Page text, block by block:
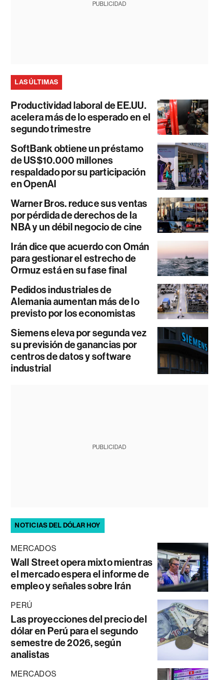
PUBLICIDAD
LAS ÚLTIMAS
Productividad laboral de EE.UU.
acelera más de lo esperado en el
segundo trimestre
SoftBank obtiene un préstamo
de US$10.000 millones
respaldado por su participación
en OpenAI
Warner Bros. reduce sus ventas
por pérdida de derechos de la
NBA y un débil negocio de cine
Irán dice que acuerdo con Omán
para gestionar el estrecho de
Ormuz está en su fase final
Pedidos industriales de
Alemania aumentan más de lo
previsto por los economistas
Siemens eleva por segunda vez
su previsión de ganancias por
centros de datos y software
industrial
PUBLICIDAD
NOTICIAS DEL DÓLAR HOY
MERCADOS
Wall Street opera mixto mientras
el mercado espera el informe de
empleo y señales sobre Irán
PERÚ
Las proyecciones del precio del
dólar en Perú para el segundo
semestre de 2026, según
analistas
MERCADOS